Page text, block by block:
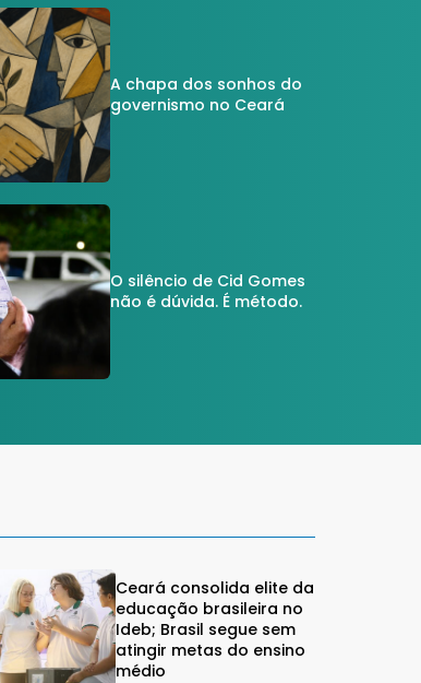
A chapa dos sonhos do
governismo no Ceará
O silêncio de Cid Gomes
não é dúvida. É método.
Ceará consolida elite da
educação brasileira no
Ideb; Brasil segue sem
atingir metas do ensino
médio